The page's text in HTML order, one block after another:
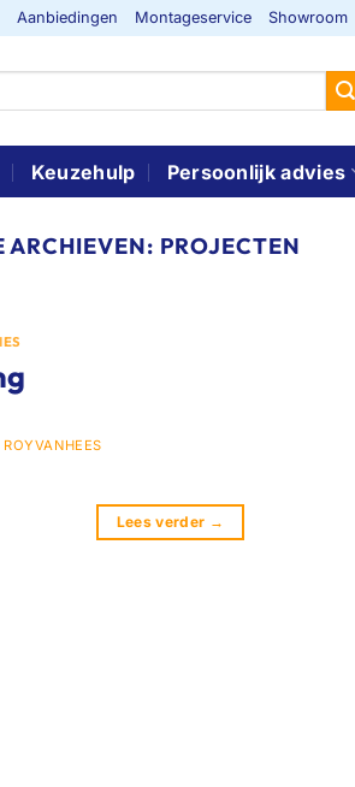
Aanbiedingen Montageservice Showroom
Keuzehulp Persoonlijk advies
ARCHIEVEN: PROJECTEN
ROYVANHEES
Lees verder →